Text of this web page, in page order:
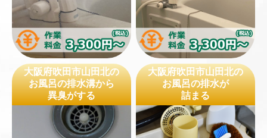
大阪府吹田市山田北の
お風呂の排水溝から
異臭がする
大阪府吹田市山田北の
お風呂の排水が
詰まる